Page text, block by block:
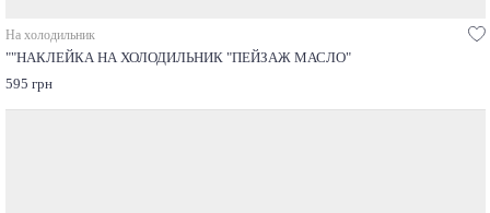
На холодильник
""НАКЛЕЙКА НА ХОЛОДИЛЬНИК "ПЕЙЗАЖ МАСЛО"
595 грн